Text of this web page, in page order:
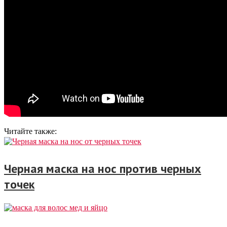
Читайте также:
Черная маска на нос против черных
точек